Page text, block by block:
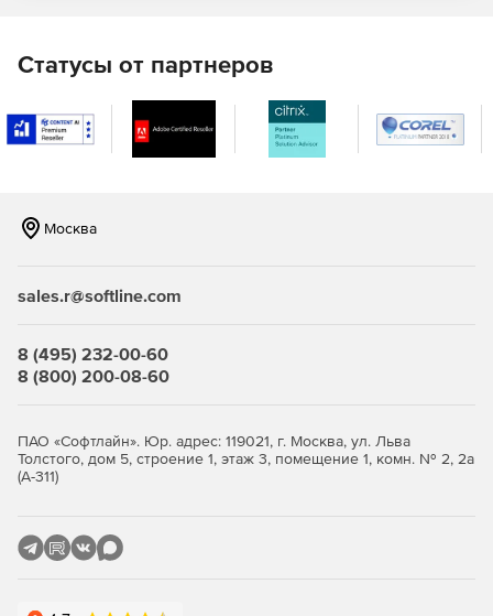
Это проактивное, оптимизированное решение для
полной защиты мобильных устройств. Отражает попытки
фишинга, поступающие через различные социальные
приложения, защищая своих сотрудников от доступа к
подключений.
файловых серверов с интегрированным управлением
исправлениями.
электронной почты на наличие вредоносного
содержимого.
Сертифицированная защита Citrix с управлением
Статусы от партнеров
Москва
sales.r@softline.com
8 (495) 232-00-60
8 (800) 200-08-60
ПАО «Софтлайн». Юр. адрес: 119021, г. Москва, ул. Льва
Толстого, дом 5, строение 1, этаж 3, помещение 1, комн. № 2, 2а
(А-311)